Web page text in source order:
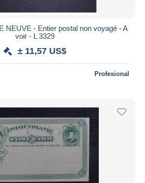
NEUVE - Entier postal non voyagé - A
voir - L 3329
± 11,57 US$
Profesional